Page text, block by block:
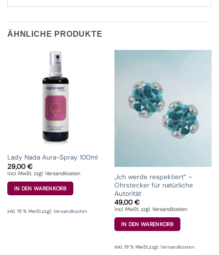
ÄHNLICHE PRODUKTE
Lady Nada Aura-Spray 100ml
29,00€
incl. MwSt. zzgl. Versandkosten
IN DEN WARENKORB
inkl. 19 % MwSt.zzgl. Versandkosten
„Ich werde respektiert“ –
Ohrstecker für natürliche
Autorität
49,00€
incl. MwSt. zzgl. Versandkosten
IN DEN WARENKORB
inkl. 19 % MwSt.zzgl. Versandkosten